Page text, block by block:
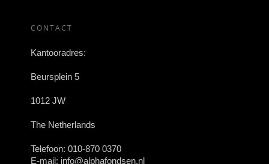
CONTACT
Kantooradres:
Beursplein 5
1012 JW
The Netherlands
Telefoon: 010-870 0370
E-mail: info@alphafondsen.nl